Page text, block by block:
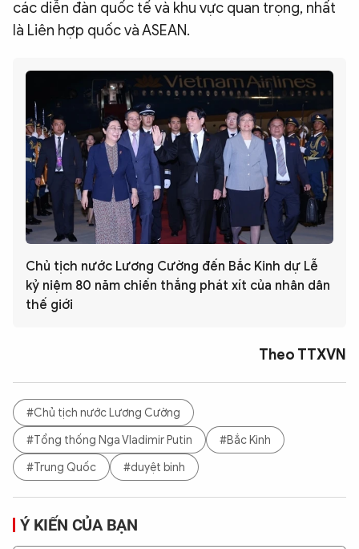
các diễn đàn quốc tế và khu vực quan trọng, nhất
là Liên hợp quốc và ASEAN.
Chủ tịch nước Lương Cường đến Bắc Kinh dự Lễ
kỷ niệm 80 năm chiến thắng phát xít của nhân dân
thế giới
Theo TTXVN
#Chủ tịch nước Lương Cường
#Tổng thống Nga Vladimir Putin
#Bắc Kinh
#Trung Quốc
#duyệt binh
Ý KIẾN CỦA BẠN